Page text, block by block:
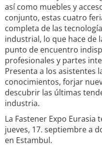
así como muebles y
conjunto, estas cuatro
completa de las
industrial, lo que hace de
punto de encuentro
profesionales y partes
Presenta a los asistentes
conocimientos, forjar
descubrir las últimas
industria.
La Fastener Expo Eurasia
jueves, 17. septiembre a
en Estambul.